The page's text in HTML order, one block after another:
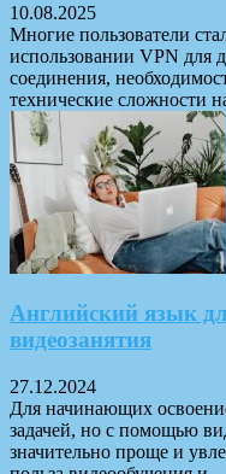
10.08.2025
Многие пользователи
использовании VPN для
соединения,
технические сложности
Английский язык
видеозанятия
27.12.2024
Для начинающих
задачей, но с помощью
значительно проще и